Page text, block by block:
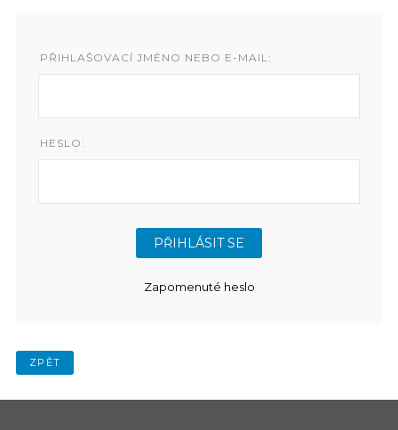
PŘIHLAŠOVACÍ JMÉNO NEBO E-MAIL:
HESLO:
Zapomenuté heslo
ZPĚT